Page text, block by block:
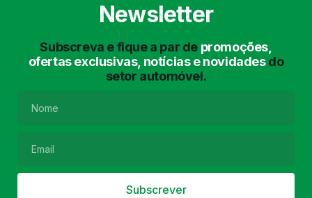
Newsletter
Subscreva e fique a par de promoções,
ofertas exclusivas, notícias e novidadesdo
setor automóvel.
Subscrever
Lavagem de Chassis Matrículas
Filtro de Partículas Óleos